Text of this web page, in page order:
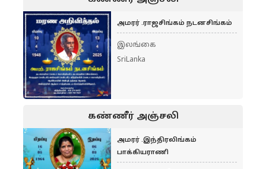
அமரர் .ராஜசிங்கம் நடனசிங்கம்
இலங்கை
SriLanka
கண்ணீர் அஞ்சலி
அமரர் .இந்திரலிங்கம்
பாக்கியராணி